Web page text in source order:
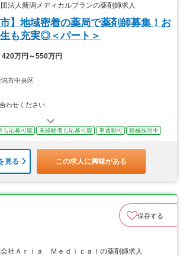
法人新潟メディカルプランの薬剤師求人
市】地域密着の薬局で薬剤師募集！お
も充実◎＜パート＞
420万円～550万円
潟市中央区
わせください
も応募可能 未経験者も応募可能 車通勤可 積極採用中
見る この求人に興味がある
保存する
社Ａｒｉａ Ｍｅｄｉｃａｌの薬剤師求人